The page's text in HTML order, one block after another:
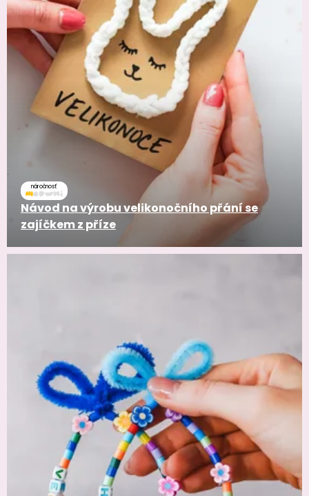
náročnosť
Návod na výrobu velikonočního přání se
zajíčkem z příze